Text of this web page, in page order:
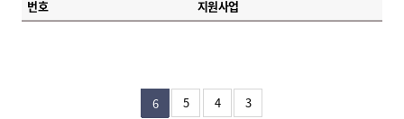
번호 지원사업
6 5 4 3